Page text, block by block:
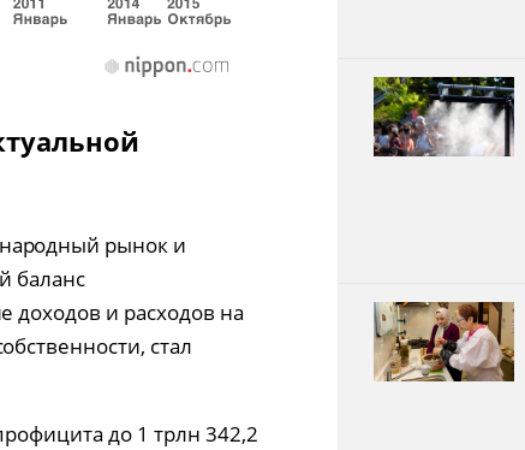
рынок и
баланс
доходов и расходов на
стал
до 1 трлн 342,2